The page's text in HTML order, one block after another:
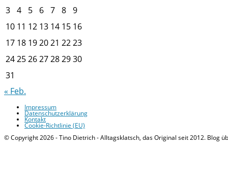
3 4 5 6 7 8 9
10 11 12 13 14 15 16
17 18 192021 2223
24252627282930
31
« Feb.
Impressum
Datenschutzerklärung
Kontakt
Cookie-Richtlinie (EU)
© Copyright 2026 - Tino Dietrich - Alltagsklatsch, das Original seit 2012. Blog